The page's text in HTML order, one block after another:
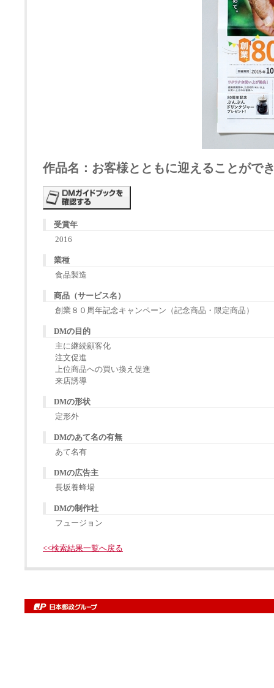
作品名：お客様とともに迎えることがで
受賞年
2016
業種
食品製造
商品（サービス名）
創業８０周年記念キャンペーン（記念商品・限定商品）
DMの目的
主に継続顧客化
注文促進
上位商品への買い換え促進
来店誘導
DMの形状
定形外
DMのあて名の有無
あて名有
DMの広告主
長坂養蜂場
DMの制作社
フュージョン
<<検索結果一覧へ戻る